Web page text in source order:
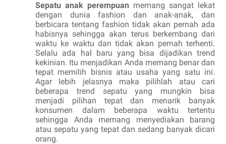
Sepatu anak perempuan memang sangat lekat
dengan dunia fashion dan anak-anak, dan
berbicara tentang fashion tidak akan pernah ada
habisnya sehingga akan terus berkembang dari
waktu ke waktu dan tidak akan pernah terhenti.
Selalu ada hal baru yang bisa dijadikan trend
kekinian. Itu menjadikan Anda memang benar dan
tepat memilih bisnis atau usaha yang satu ini.
Agar lebih jelasnya maka pilihlah atau cari
beberapa trend sepatu yang mungkin bisa
menjadi pilihan tepat dan menarik banyak
konsumen dalam beberapa waktu tertentu
sehingga Anda memang menyediakan barang
atau sepatu yang tepat dan sedang banyak dicari
orang.